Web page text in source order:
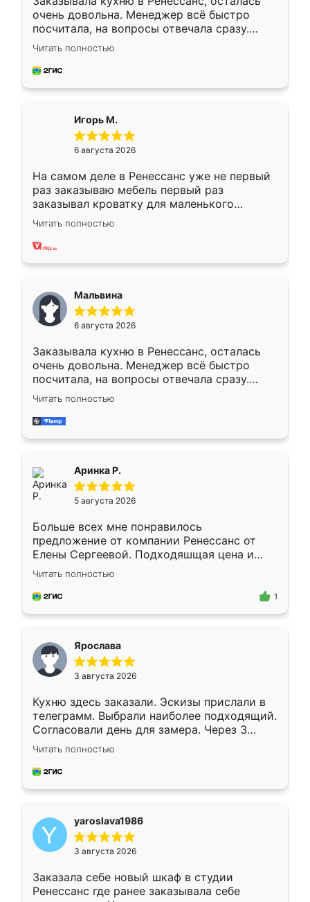
очень довольна. Менеджер всё быстро
посчитала, на вопросы отвечала сразу.
Замерщик приехал в субботу, подошёл к
делу со всей ответственностью. Собрали
за день, ребята работали аккуратно, даже
Читать полностью
Игорь М.
6 августа 2026
На самом деле в Ренессанс уже не первый
раз заказываю мебель первый раз
заказывал кроватку для маленького
ребёнка при его рождении ,во второй раз
заказал шкаф-купе. По качеству очень
хорошее сборка достаточно быстрая,
меньше, здесь же он более разнообразный.
Мне нравится ,если что-то потребуется из
мебели буду заказывать только здесь.
Читать полностью
Мальвина
6 августа 2026
Заказывала кухню в Ренессанс, осталась
очень довольна. Менеджер всё быстро
посчитала, на вопросы отвечала сразу.
Замерщик приехал в субботу, подошёл к
делу со всей ответственностью. Собрали
за день, ребята работали аккуратно, даже
Читать полностью
Аринка Р.
5 августа 2026
Больше всех мне понравилось
предложение от компании Ренессанс от
Елены Сергеевой. Подходяшщая цена и
короткие сроки изготовления. Приехавший
для замера сотрудник Владислав
предложил по моему эскизу самый
Читать полностью
1
Ярослава
3 августа 2026
Кухню здесь заказали. Эскизы прислали в
телеграмм. Выбрали наиболее подходящий.
Согласовали день для замера. Через 3
недели кухня была уже готова. Остались
довольны работой. Спасибо Ренессанс
мебель за качественную работу!
Читать полностью
yaroslava1986
3 августа 2026
Заказала себе новый шкаф в студии
Ренессанс где ранее заказывала себе